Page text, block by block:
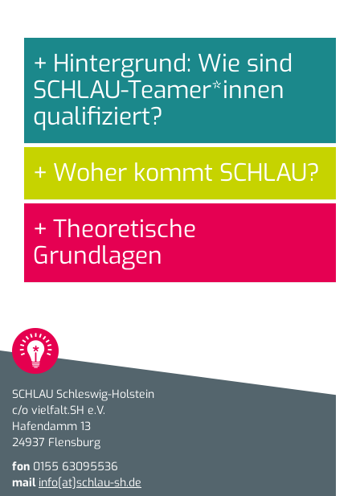
Hintergrund: Wie sind
SCHLAU-Teamer*innen
qualifiziert?
Woher kommt SCHLAU?
Theoretische
Grundlagen
SCHLAU Schleswig-Holstein
c/o vielfalt.SH e.V.
Hafendamm 13
24937 Flensburg
fon 0155 63095536
mail info[at]schlau-sh.de